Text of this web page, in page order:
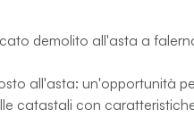
demolito all'asta a
all'asta: un'opportunità
catastali con